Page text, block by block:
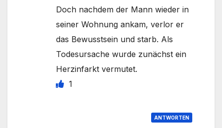
Doch nachdem der Mann wieder in
seiner Wohnung ankam, verlor er
das Bewusstsein und starb. Als
Todesursache wurde zunächst ein
Herzinfarkt vermutet.
1
ANTWORTEN